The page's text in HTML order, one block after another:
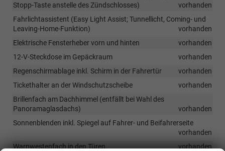
Stopp-Taste anstelle des Zündschlosses)
vorhanden
Fahrlichtassistent (Easy Light Assist; Tunnellicht, Coming- und
Leaving-Home-Funktion)
vorhanden
Elektrische Fensterheber vorn und hinten
vorhanden
12-V-Steckdose im Gepäckraum
vorhanden
Regenschirmablage inkl. Schirm in der Fahrertür
vorhanden
Tickethalter an der Windschutzscheibe
vorhanden
Brillenfach am Dachhimmel (entfällt bei Wahl des
Panoramaglasdachs)
vorhanden
Sonnenblenden inkl. Spiegel auf Fahrer- und Beifahrerseite
vorhanden
Warnwestenfach in den Türen
vorhanden